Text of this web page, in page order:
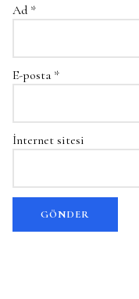
Ad *
E-posta *
İnternet sitesi